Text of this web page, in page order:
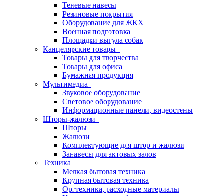
Теневые навесы
Резиновые покрытия
Оборудование для ЖКХ
Военная подготовка
Площадки выгула собак
Канцелярские товары
Товары для творчества
Товары для офиса
Бумажная продукция
Мультимедиа
Звуковое оборудование
Световое оборудование
Информационные панели, видеостены
Шторы-жалюзи
Шторы
Жалюзи
Комплектующие для штор и жалюзи
Занавесы для актовых залов
Техника
Мелкая бытовая техника
Крупная бытовая техника
Оргтехника, расходные материалы